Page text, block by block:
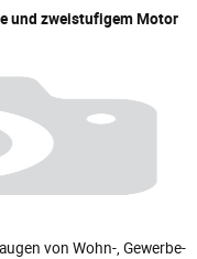
und zweistufigem Motor
von Wohn-, Gewerbe-